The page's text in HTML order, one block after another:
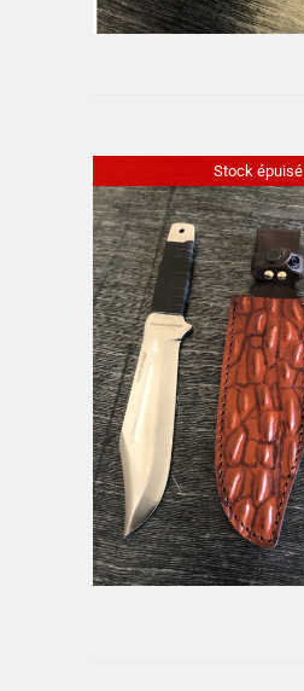
Stock épuisé